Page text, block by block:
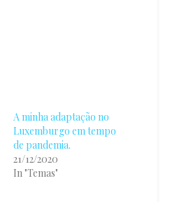
A minha adaptação no
Luxemburgo em tempo
de pandemia.
21/12/2020
In "Temas"